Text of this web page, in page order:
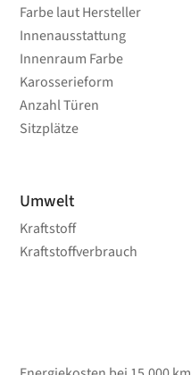
Farbe laut Hersteller
Innenausstattung
Innenraum Farbe
Karosserieform
Anzahl Türen
Sitzplätze
Umwelt
Kraftstoff
Kraftstoffverbrauch